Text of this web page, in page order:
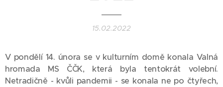
15.02.2022
V pondělí 14. února se v kulturním domě konala Valná
hromada MS ČČK, která byla tentokrát volební.
Netradičně - kvůli pandemii - se konala ne po čtyřech,